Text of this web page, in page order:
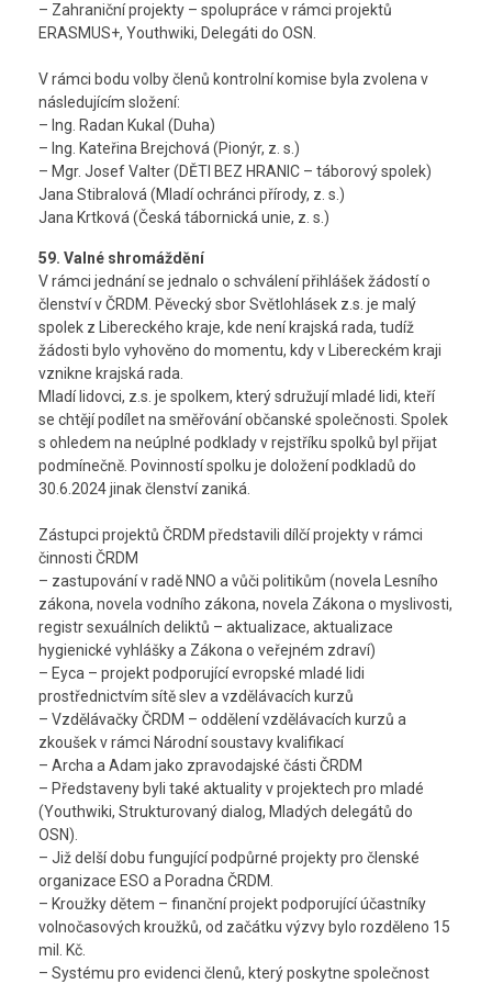
– Zahraniční projekty – spolupráce v rámci projektů
ERASMUS+, Youthwiki, Delegáti do OSN.
V rámci bodu volby členů kontrolní komise byla zvolena v
následujícím složení:
– Ing. Radan Kukal (Duha)
– Ing. Kateřina Brejchová (Pionýr, z. s.)
– Mgr. Josef Valter (DĚTI BEZ HRANIC – táborový spolek)
Jana Stibralová (Mladí ochránci přírody, z. s.)
Jana Krtková (Česká tábornická unie, z. s.)
59. Valné shromáždění
V rámci jednání se jednalo o schválení přihlášek žádostí o
členství v ČRDM. Pěvecký sbor Světlohlásek z.s. je malý
spolek z Libereckého kraje, kde není krajská rada, tudíž
žádosti bylo vyhověno do momentu, kdy v Libereckém kraji
vznikne krajská rada.
Mladí lidovci, z.s. je spolkem, který sdružují mladé lidi, kteří
se chtějí podílet na směřování občanské společnosti. Spolek
s ohledem na neúplné podklady v rejstříku spolků byl přijat
podmínečně. Povinností spolku je doložení podkladů do
30.6.2024 jinak členství zaniká.
Zástupci projektů ČRDM představili dílčí projekty v rámci
činnosti ČRDM
– zastupování v radě NNO a vůči politikům (novela Lesního
zákona, novela vodního zákona, novela Zákona o myslivosti,
registr sexuálních deliktů – aktualizace, aktualizace
hygienické vyhlášky a Zákona o veřejném zdraví)
– Eyca – projekt podporující evropské mladé lidi
prostřednictvím sítě slev a vzdělávacích kurzů
– Vzdělávačky ČRDM – oddělení vzdělávacích kurzů a
zkoušek v rámci Národní soustavy kvalifikací
– Archa a Adam jako zpravodajské části ČRDM
– Představeny byli také aktuality v projektech pro mladé
(Youthwiki, Strukturovaný dialog, Mladých delegátů do
OSN).
– Již delší dobu fungující podpůrné projekty pro členské
organizace ESO a Poradna ČRDM.
– Kroužky dětem – finanční projekt podporující účastníky
volnočasových kroužků, od začátku výzvy bylo rozděleno 15
mil. Kč.
– Systému pro evidenci členů, který poskytne společnost